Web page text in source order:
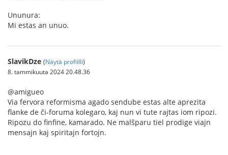
Ununura:
Mi estas an unuo.
SlavikDze (Näytä profiilli)
8. tammikuuta 2024 20.48.36
@amigueo
Via fervora reformisma agado sendube estas alte aprezita
flanke de ĉi-foruma kolegaro, kaj nun vi tute rajtas iom ripozi.
Ripozu do finfine, kamarado. Ne malŝparu tiel prodige viajn
mensajn kaj spiritajn fortojn.